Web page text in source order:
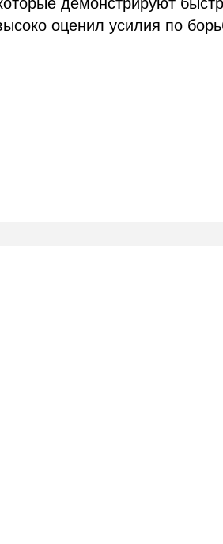
оценил усилия по